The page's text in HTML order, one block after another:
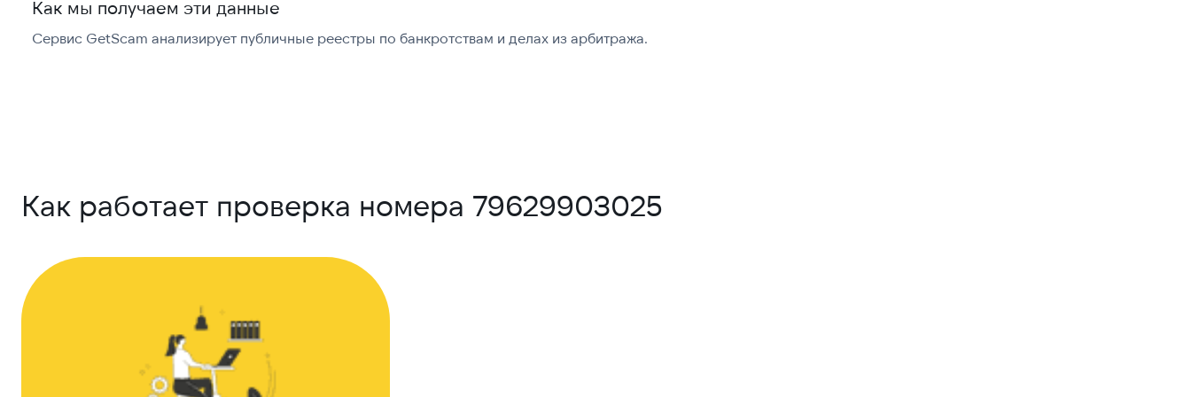
Как мы получаем эти данные
Сервис GetScam анализирует публичные реестры по банкротствам и делах из арбитража.
Как работает проверка номера 79629903025